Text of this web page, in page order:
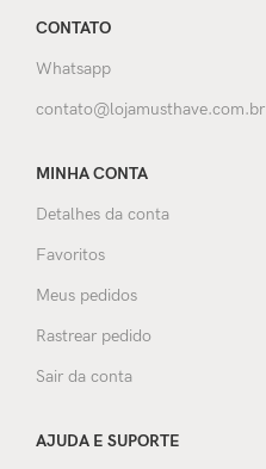
CONTATO
Whatsapp
contato@lojamusthave.com.br
MINHA CONTA
Detalhes da conta
Favoritos
Meus pedidos
Rastrear pedido
Sair da conta
AJUDA E SUPORTE